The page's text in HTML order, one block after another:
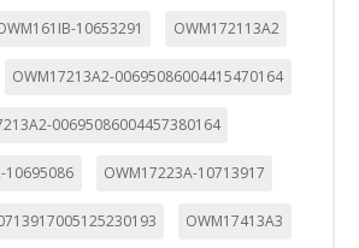
10653291 OWM172113A2
OWM17213A2-00695086004415470164
00695086004457380164
10695086 OWM17223A-10713917
OWM17413A3